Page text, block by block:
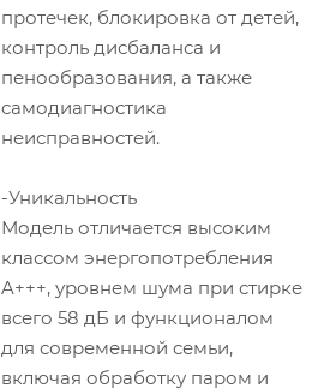
протечек, блокировка от детей,
контроль дисбаланса и
пенообразования, а также
самодиагностика
неисправностей.
-Уникальность
Модель отличается высоким
классом энергопотребления
A+++, уровнем шума при стирке
всего 58 дБ и функционалом
для современной семьи,
включая обработку паром и